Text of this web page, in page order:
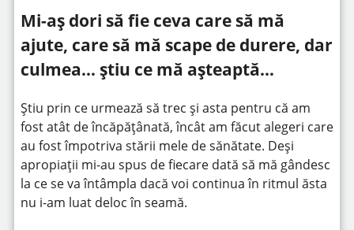
Mi-aș dori să fie ceva care să mă
ajute, care să mă scape de durere, dar
culmea… știu ce mă așteaptă…
Știu prin ce urmează să trec și asta pentru că am
fost atât de încăpățânată, încât am făcut alegeri care
au fost împotriva stării mele de sănătate. Deși
apropiații mi-au spus de fiecare dată să mă gândesc
la ce se va întâmpla dacă voi continua în ritmul ăsta
nu i-am luat deloc în seamă.